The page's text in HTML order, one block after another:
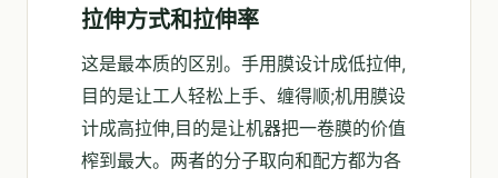
拉伸方式和拉伸率
这是最本质的区别。手用膜设计成低拉伸,
目的是让工人轻松上手、缠得顺;机用膜设
计成高拉伸,目的是让机器把一卷膜的价值
榨到最大。两者的分子取向和配方都为各